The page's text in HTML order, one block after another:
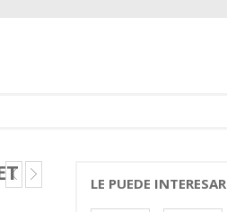
LE PUEDE INTERESAR